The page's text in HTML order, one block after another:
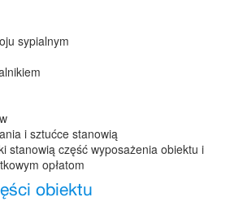
sypialnym
i sztućce stanowią
stanowią część wyposażenia obiektu i
opłatom
obiektu